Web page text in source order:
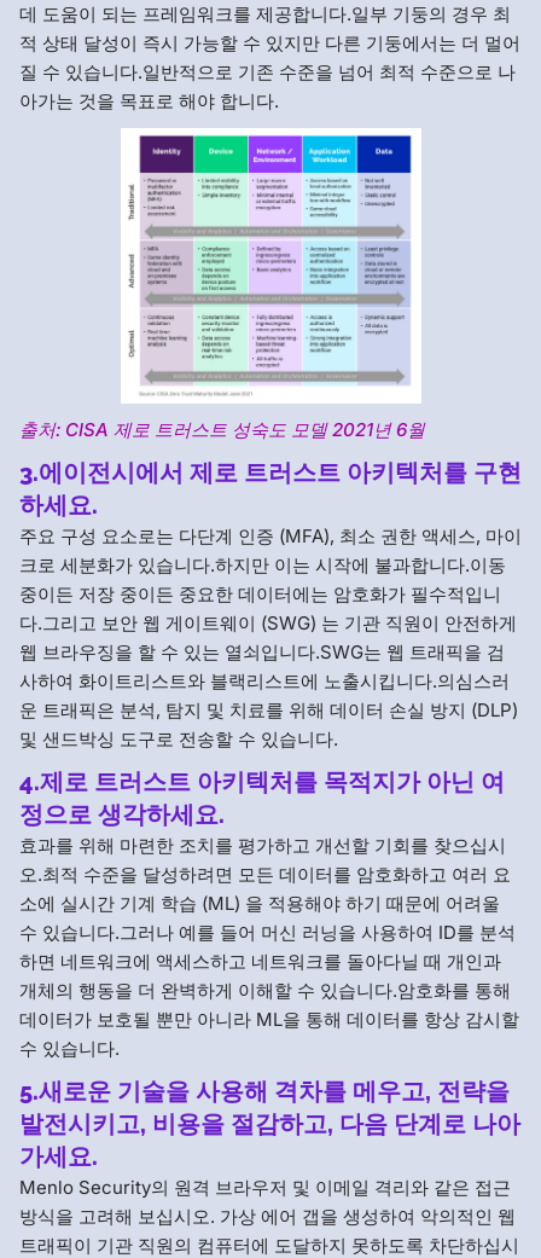
데 도움이 되는 프레임워크를 제공합니다.일부 기둥의 경우 최
적 상태 달성이 즉시 가능할 수 있지만 다른 기둥에서는 더 멀어
질 수 있습니다.일반적으로 기존 수준을 넘어 최적 수준으로 나
아가는 것을 목표로 해야 합니다.
출처: CISA 제로 트러스트 성숙도 모델 2021년 6월
3.에이전시에서 제로 트러스트 아키텍처를 구현
하세요.
주요 구성 요소로는 다단계 인증 (MFA), 최소 권한 액세스, 마이
크로 세분화가 있습니다.하지만 이는 시작에 불과합니다.이동
중이든 저장 중이든 중요한 데이터에는 암호화가 필수적입니
다.그리고 보안 웹 게이트웨이 (SWG) 는 기관 직원이 안전하게
웹 브라우징을 할 수 있는 열쇠입니다.SWG는 웹 트래픽을 검
사하여 화이트리스트와 블랙리스트에 노출시킵니다.의심스러
운 트래픽은 분석, 탐지 및 치료를 위해 데이터 손실 방지 (DLP)
및 샌드박싱 도구로 전송할 수 있습니다.
4.제로 트러스트 아키텍처를 목적지가 아닌 여
정으로 생각하세요.
효과를 위해 마련한 조치를 평가하고 개선할 기회를 찾으십시
오.최적 수준을 달성하려면 모든 데이터를 암호화하고 여러 요
소에 실시간 기계 학습 (ML) 을 적용해야 하기 때문에 어려울
수 있습니다.그러나 예를 들어 머신 러닝을 사용하여 ID를 분석
하면 네트워크에 액세스하고 네트워크를 돌아다닐 때 개인과
개체의 행동을 더 완벽하게 이해할 수 있습니다.암호화를 통해
데이터가 보호될 뿐만 아니라 ML을 통해 데이터를 항상 감시할
수 있습니다.
5.새로운 기술을 사용해 격차를 메우고, 전략을
발전시키고, 비용을 절감하고, 다음 단계로 나아
가세요.
Menlo Security의 원격 브라우저 및 이메일 격리와 같은 접근
방식을 고려해 보십시오. 가상 에어 갭을 생성하여 악의적인 웹
트래픽이 기관 직원의 컴퓨터에 도달하지 못하도록 차단하십시